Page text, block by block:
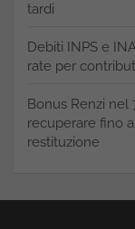
tardi
Debiti INPS e
rate per
Bonus Renzi nel
recuperare fino
restituzione